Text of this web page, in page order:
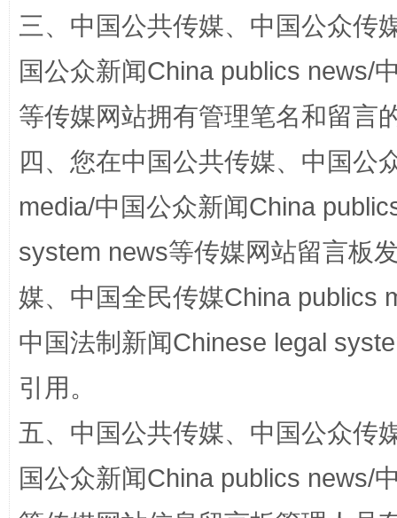
魏明
三、中国公共传媒、中国公众传
国公众新闻China publics news/
等传媒网站拥有管理笔名和留言
四、您在中国公共传媒、中国公
media/中国公众新闻China
system news等传媒网站留言板
媒、中国全民传媒China publics
中国法制新闻Chinese legal
引用。
五、中国公共传媒、中国公众传
国公众新闻China publics news/